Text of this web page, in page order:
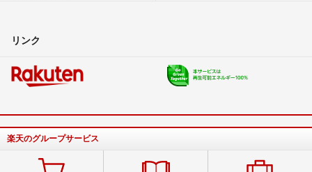
リンク
楽天のグループサービス